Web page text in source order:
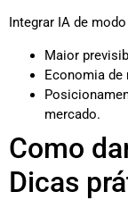
Integrar IA de
Maior
Economia
mercado.
Como
Dicas